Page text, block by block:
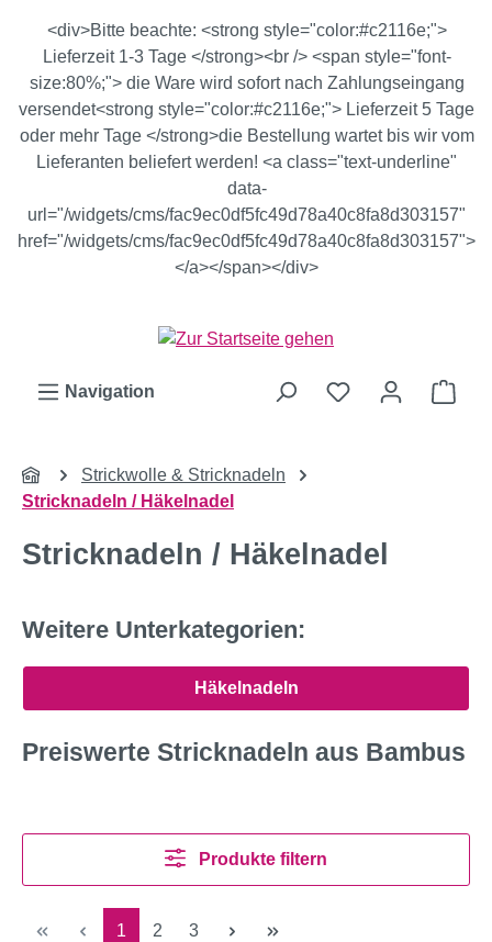
Zum Hauptinhalt springen
<div>Bitte beachte: <strong style="color:#c2116e;">
Lieferzeit 1-3 Tage </strong><br /> <span style="font-
size:80%;"> die Ware wird sofort nach Zahlungseingang
versendet<strong style="color:#c2116e;"> Lieferzeit 5 Tage
oder mehr Tage </strong>die Bestellung wartet bis wir vom
Lieferanten beliefert werden! <a class="text-underline"
data-
url="/widgets/cms/fac9ec0df5fc49d78a40c8fa8d303157"
href="/widgets/cms/fac9ec0df5fc49d78a40c8fa8d303157">
</a></span></div>
Navigation
Strickwolle & Stricknadeln
Stricknadeln / Häkelnadel
Stricknadeln / Häkelnadel
Weitere Unterkategorien:
Häkelnadeln
Preiswerte Stricknadeln aus Bambus
Produkte filtern
Seite
1 Seite
2 Seite
3